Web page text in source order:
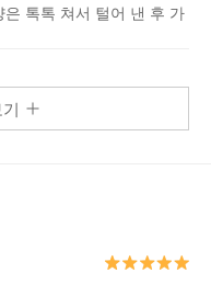
톡톡 쳐서 털어 낸 후 가